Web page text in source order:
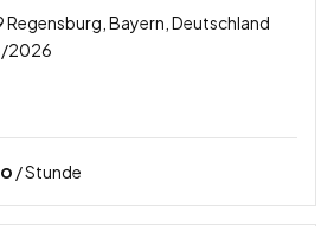
Regensburg, Bayern, Deutschland
2026
/ Stunde